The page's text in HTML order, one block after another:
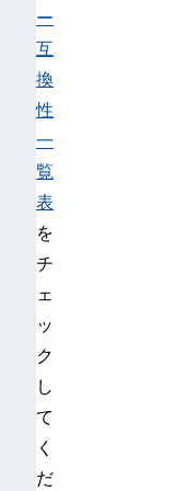
ー
互
換
性
一
覧
表
を
チ
ェ
ッ
ク
し
て
く
だ